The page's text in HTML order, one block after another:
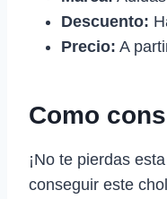
Descuento:
Precio: A
Como
¡No te pierdas
conseguir este